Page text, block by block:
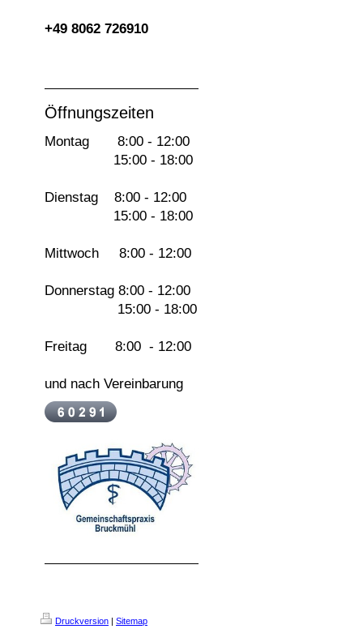
+49 8062 726910
Öffnungszeiten
Montag 8:00 - 12:00
15:00 - 18:00
Dienstag 8:00 - 12:00
15:00 - 18:00
Mittwoch 8:00 - 12:00
Donnerstag 8:00 - 12:00
15:00 - 18:00
Freitag 8:00 - 12:00
und nach Vereinbarung
Druckversion | Sitemap